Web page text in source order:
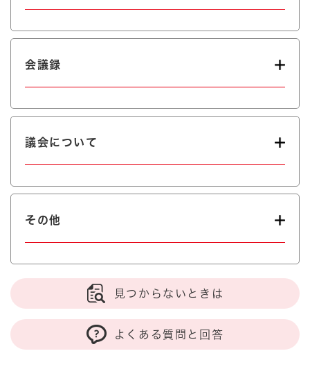
会議録
議会について
その他
見つからないときは
よくある質問と回答